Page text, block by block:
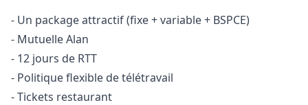
- Un package attractif (fixe + variable + BSPCE)
- Mutuelle Alan
- 12 jours de RTT
- Politique flexible de télétravail
- Tickets restaurant